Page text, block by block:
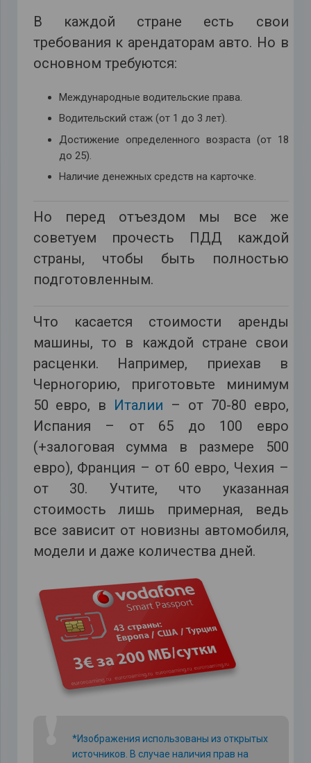
В каждой стране есть свои
требования к арендаторам авто. Но в
основном требуются:
Международные водительские права.
Водительский стаж (от 1 до 3 лет).
Достижение определенного возраста (от 18
до 25).
Наличие денежных средств на карточке.
Но перед отъездом мы все же
советуем прочесть ПДД каждой
страны, чтобы быть полностью
подготовленным.
Что касается стоимости аренды
машины, то в каждой стране свои
расценки. Например, приехав в
Черногорию, приготовьте минимум
50 евро, в Италии – от 70-80 евро,
Испания – от 65 до 100 евро
(+залоговая сумма в размере 500
евро), Франция – от 60 евро, Чехия –
от 30. Учтите, что указанная
стоимость лишь примерная, ведь
все зависит от новизны автомобиля,
модели и даже количества дней.
*Изображения использованы из открытых
источников. В случае наличия прав на